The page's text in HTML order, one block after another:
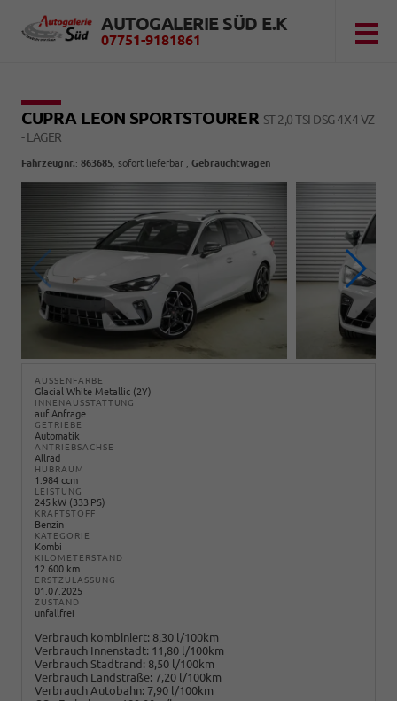
AUTOGALERIE SÜD E.K
07751-9181861
CUPRA LEON SPORTSTOURER ST 2,0 TSI DSG 4X4 VZ
- LAGER
Fahrzeugnr.: 863685 sofort lieferbar Gebrauchtwagen
AUSSENFARBE
Glacial White Metallic (2Y)
INNENAUSSTATTUNG
auf Anfrage
GETRIEBE
Automatik
ANTRIEBSACHSE
Allrad
HUBRAUM
1.984 ccm
LEISTUNG
245 kW (333 PS)
KRAFTSTOFF
Benzin
KATEGORIE
Kombi
KILOMETERSTAND
12.600 km
ERSTZULASSUNG
01.07.2025
ZUSTAND
unfallfrei
Verbrauch kombiniert: 8,30 l/100km
Verbrauch Innenstadt: 11,80 l/100km
Verbrauch Stadtrand: 8,50 l/100km
Verbrauch Landstraße: 7,20 l/100km
Verbrauch Autobahn: 7,90 l/100km